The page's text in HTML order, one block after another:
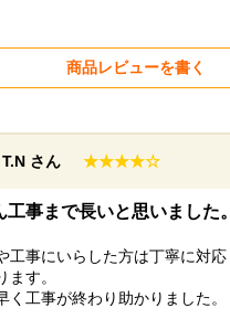
工事実績をもっと見る
商品レビューを書く
T.N さん ★★★★☆
工事まで長いと思いました。
工事にいらした方は丁寧に対
ます。
く工事が終わり助かりました。